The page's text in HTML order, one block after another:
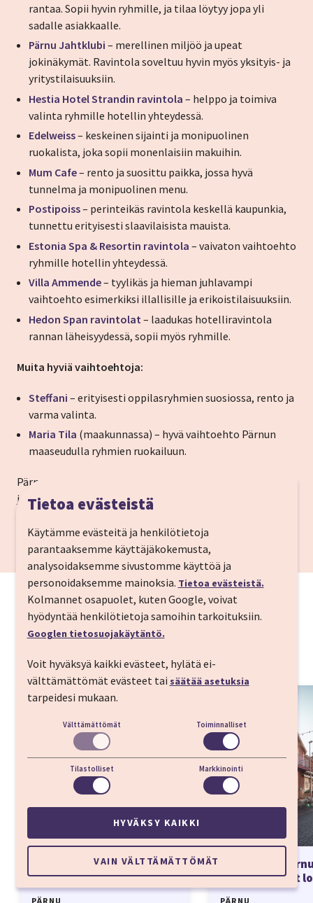
rantaa. Sopii hyvin ryhmille, ja tilaa löytyy jopa yli
sadalle asiakkaalle.
Pärnu Jahtklubi – merellinen miljöö ja upeat
jokinäkymät. Ravintola soveltuu hyvin myös yksityis- ja
yritystilaisuuksiin.
Hestia Hotel Strandin ravintola – helppo ja toimiva
valinta ryhmille hotellin yhteydessä.
Edelweiss– keskeinen sijainti ja monipuolinen
ruokalista, joka sopii monenlaisiin makuihin.
Mum Cafe– rento ja suosittu paikka, jossa hyvä
tunnelma ja monipuolinen menu.
Postipoiss– perinteikäs ravintola keskellä kaupunkia,
tunnettu erityisesti slaavilaisista mauista.
Estonia Spa & Resortin ravintola – vaivaton vaihtoehto
ryhmille hotellin yhteydessä.
Villa Ammende– tyylikäs ja hieman juhlavampi
vaihtoehto esimerkiksi illallisille ja erikoistilaisuuksiin.
Hedon Span ravintolat – laadukas hotelliravintola
rannan läheisyydessä, sopii myös ryhmille.
Muita hyviä vaihtoehtoja:
Steffani – erityisesti oppilasryhmien suosiossa, rento ja
varma valinta.
Maria Tila (maakunnassa) – hyvä vaihtoehto Pärnun
maaseudulla ryhmien ruokailuun.
Pärnun ravintolatarjonta on monipuolinen ja tasokas,
joten ryhmälle löytyy helposti sopiva vaihtoehto –
Top 20 Pärnun parhaat
ravintolat
PÄRNU
Tekemistä
parhaat vinkit
PÄRNU
Tietoa evästeistä
Käytämme evästeitä ja henkilötietoja
parantaaksemme käyttäjäkokemusta,
analysoidaksemme sivustomme käyttöä ja
personoidaksemme mainoksia. Tietoa evästeistä.
Kolmannet osapuolet, kuten Google, voivat
hyödyntää henkilötietoja samoihin tarkoituksiin.
Googlen tietosuojakäytäntö.
Voit hyväksyä kaikki evästeet, hylätä ei-
välttämättömät evästeet tai säätää asetuksia
tarpeidesi mukaan.
Välttämättömät Toiminnalliset
Tilastolliset Markkinointi
HYVÄKSY KAIKKI
VAIN VÄLTTÄMÄTTÖMÄT